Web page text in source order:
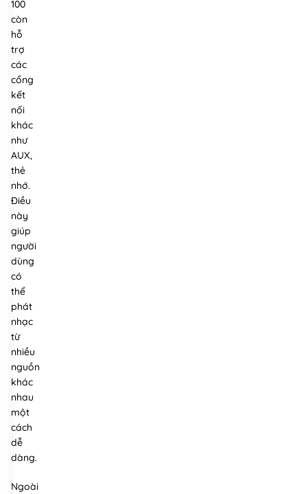
100
còn
hỗ
trợ
các
cổng
kết
nối
khác
như
AUX,
thẻ
nhớ.
Điều
này
giúp
người
dùng
có
thể
phát
nhạc
từ
nhiều
nguồn
khác
nhau
một
cách
dễ
dàng.
Ngoài